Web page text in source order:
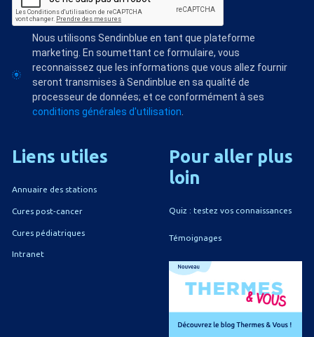
Nous utilisons Sendinblue en tant que plateforme
marketing. En soumettant ce formulaire, vous
reconnaissez que les informations que vous allez fournir
seront transmises à Sendinblue en sa qualité de
processeur de données; et ce conformément à ses
conditions générales d'utilisation
Liens utiles
Annuaire des stations
Cures post-cancer
Cures pédiatriques
Intranet
Pour aller plus
loin
Quiz : testez vos connaissances
Témoignages